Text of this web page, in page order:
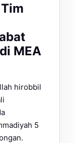
MEA
hirobbil
5